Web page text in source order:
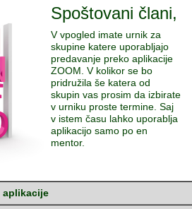
Spoštovani člani,
V vpogled imate urnik za
skupine katere uporabljajo
predavanje preko aplikacije
ZOOM. V kolikor se bo
pridružila še katera od
skupin vas prosim da izbirate
v urniku proste termine. Saj
v istem času lahko uporablja
aplikacijo samo po en
mentor.
aplikacije